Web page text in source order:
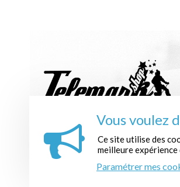
INSCRIPTION À LA NEWSLETTER :
Vous voulez
Ce site utilise des
meilleure
Paramétrer mes